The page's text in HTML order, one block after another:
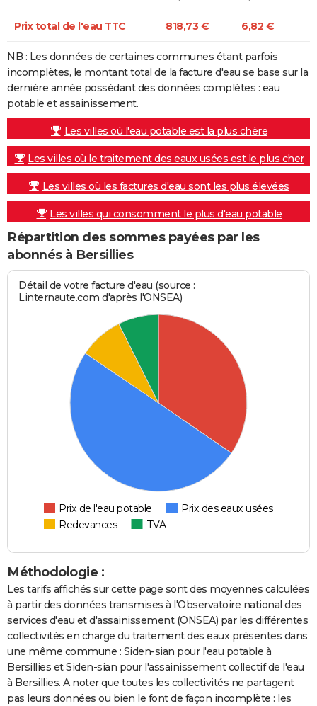
Prix total de l'eau TTC 818,73 € 6,82 €
NB : Les données de certaines communes étant parfois
incomplètes, le montant total de la facture d'eau se base sur la
dernière année possédant des données complètes : eau
potable et assainissement.
Les villes où l'eau potable est la plus chère
Les villes où le traitement des eaux usées est le plus cher
Les villes où les factures d'eau sont les plus élevées
Les villes qui consomment le plus d'eau potable
Répartition des sommes payées par les
abonnés à Bersillies
Détail de votre facture d'eau (source :
Linternaute.com d'après l'ONSEA)
Prix de l'eau potable
Prix des eaux usées
Redevances
TVA
Méthodologie :
Les tarifs affichés sur cette page sont des moyennes calculées
à partir des données transmises à l'Observatoire national des
services d'eau et d'assainissement (ONSEA) par les différentes
collectivités en charge du traitement des eaux présentes dans
une même commune : Siden-sian pour l'eau potable à
Bersillies et Siden-sian pour l'assainissement collectif de l'eau
à Bersillies. A noter que toutes les collectivités ne partagent
pas leurs données ou bien le font de façon incomplète : les